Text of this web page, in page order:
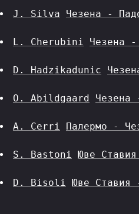
J. Silva Чезена -
L. Cherubini Чезена -
D. Hadzikadunic
O. Abildgaard Чезена
A. Cerri Палермо -
S. Bastoni Юве
D. Bisoli Юве Ставия